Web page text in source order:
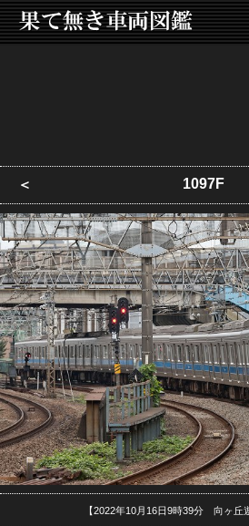
＜ 1097F
【2022年10月16日9時39分 向ヶ丘